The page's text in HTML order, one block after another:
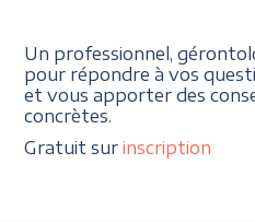
Un professionnel,
pour répondre à vos
et vous apporter des
concrètes.
Gratuit surinscription